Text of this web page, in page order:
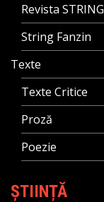
Revista STRING
String Fanzin
Texte
Texte Critice
Proză
Poezie
ȘTIINȚĂ